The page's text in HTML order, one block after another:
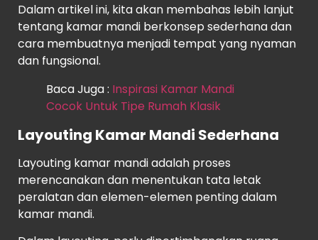
Dalam artikel ini, kita akan membahas lebih lanjut
tentang kamar mandi berkonsep sederhana dan
cara membuatnya menjadi tempat yang nyaman
dan fungsional.
Baca Juga : Inspirasi Kamar Mandi
Cocok Untuk Tipe Rumah Klasik
Layouting Kamar Mandi Sederhana
Layouting kamar mandi adalah proses
merencanakan dan menentukan tata letak
peralatan dan elemen-elemen penting dalam
kamar mandi.